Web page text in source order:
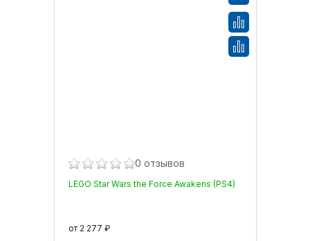
0 отзывов
LEGO Star Wars the Force Awakens (PS4)
от 2 277 ₽